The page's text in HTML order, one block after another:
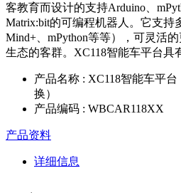
客教育而设计的支持Arduino、
Matrix:bit的可编程机器人。它支持
Mind+、mPython等等），可灵活
生态的客群。XC118智能车平台具
产品名称 : XC118智能车平
换）
产品编码 : WBCAR118XX
产品资料
详细信息